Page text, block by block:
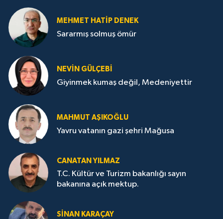
MEHMET HATİP DENEK
Sararmış solmuş ömür
NEVİN GÜLÇEBİ
Giyinmek kumaş değil, Medeniyettir
MAHMUT AŞIKOĞLU
Yavru vatanın gazi şehri Mağusa
CANATAN YILMAZ
T.C. Kültür ve Turizm bakanlığı sayın
bakanına açık mektup.
SİNAN KARAÇAY